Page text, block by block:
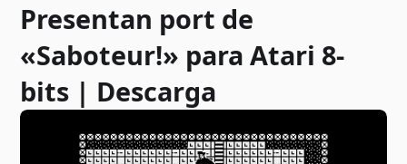
Presentan port de
«Saboteur!» para Atari 8-
bits | Descarga